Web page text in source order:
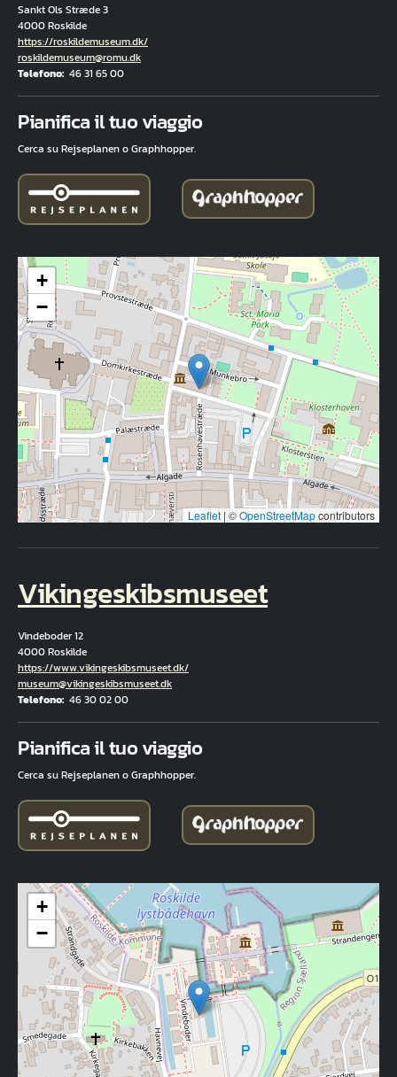
Sankt Ols Stræde 3
4000 Roskilde
Hjemmeside
https://roskildemuseum.dk/
E-mail
roskildemuseum@romu.dk
Telefono 46 31 65 00
Pianifica il tuo viaggio
Cerca su Rejseplanen o Graphhopper.
+
−
Leaflet | ©OpenStreetMapcontributors
Vikingeskibsmuseet
Vindeboder 12
4000 Roskilde
Hjemmeside
https://www.vikingeskibsmuseet.dk/
E-mail
museum@vikingeskibsmuseet.dk
Telefono 46 30 02 00
Pianifica il tuo viaggio
Cerca su Rejseplanen o Graphhopper.
+
−